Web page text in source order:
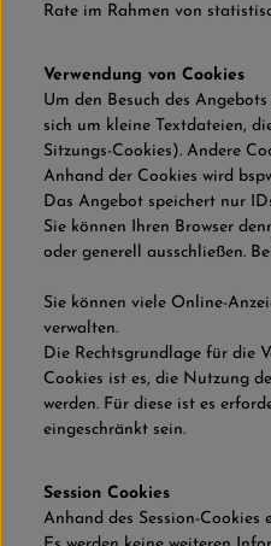
Rate im Rahmen von
Verwendung von Cookies
Um den Besuch des
sich um kleine Textdateien,
Sitzungs-Cookies). Andere
Anhand der Cookies wird
Das Angebot speichert nur
Sie können Ihren Browser
oder generell ausschließen.
Sie können viele Online-
verwalten.
Die Rechtsgrundlage für die
Cookies ist es, die Nutzung
werden. Für diese ist es
eingeschränkt sein.
Session Cookies
Anhand des Session-